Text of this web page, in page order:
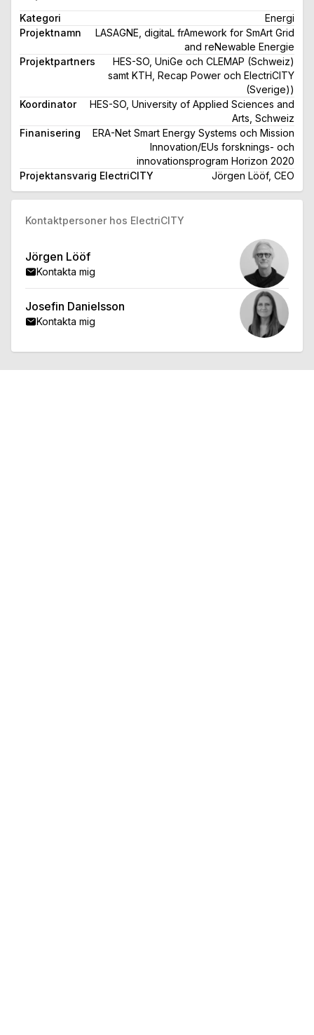
Kategori
Energi
Projektnamn
LASAGNE, digitaL frAmework for SmArt Grid
and reNewable Energie
Projektpartners
HES-SO, UniGe och CLEMAP (Schweiz)
samt KTH, Recap Power och ElectriCITY
(Sverige))
Koordinator
HES-SO, University of Applied Sciences and
Arts, Schweiz
Finanisering
ERA-Net Smart Energy Systems och Mission
Innovation/EUs forsknings- och
innovationsprogram Horizon 2020
Projektansvarig ElectriCITY
Jörgen Lööf, CEO
Kontaktpersoner hos ElectriCITY
Jörgen Lööf
Kontakta mig
Josefin Danielsson
Kontakta mig